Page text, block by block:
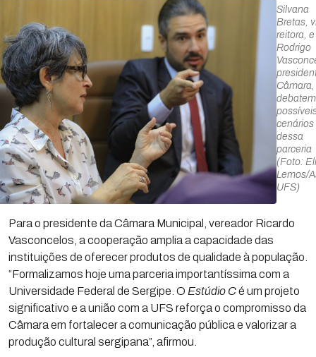
Silvana
Bretas,
reitora, e
Rodrigo
Câmara,
cenários
dessa
parceria
(Foto:
Lemos/
UFS)
Para o presidente da Câmara Municipal, vereador Ricardo
Vasconcelos, a cooperação amplia a capacidade das
instituições de oferecer produtos de qualidade à população.
“Formalizamos hoje uma parceria importantíssima com a
Universidade Federal de Sergipe. O Estúdio Cé um projeto
significativo e a união com a UFS reforça o compromisso da
Câmara em fortalecer a comunicação pública e valorizar a
produção cultural sergipana”, afirmou.